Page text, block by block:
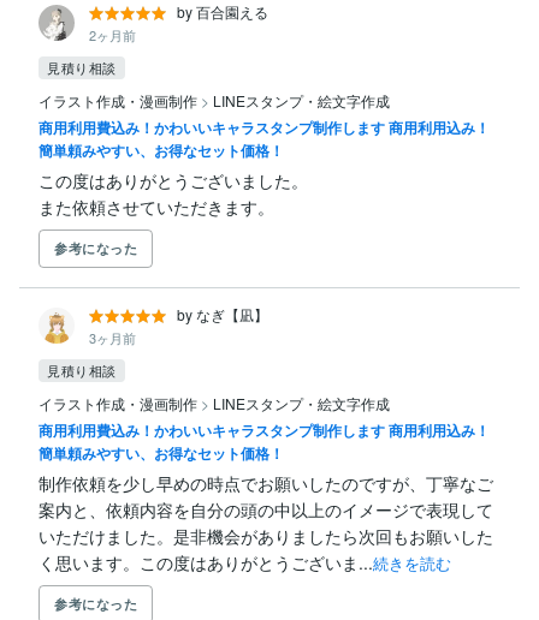
by 百合園える
2ヶ月前
見積り相談
イラスト作成・漫画制作 > LINEスタンプ・絵文字作成
商用利用費込み！かわいいキャラスタンプ制作します 商用利用込み！
簡単頼みやすい、お得なセット価格！
この度はありがとうございました。
また依頼させていただきます。
参考になった
by なぎ【凪】
3ヶ月前
見積り相談
イラスト作成・漫画制作 > LINEスタンプ・絵文字作成
商用利用費込み！かわいいキャラスタンプ制作します 商用利用込み！
簡単頼みやすい、お得なセット価格！
制作依頼を少し早めの時点でお願いしたのですが、丁寧なご
案内と、依頼内容を自分の頭の中以上のイメージで表現して
いただけました。是非機会がありましたら次回もお願いした
く思います。この度はありがとうございま...続きを読む
参考になった